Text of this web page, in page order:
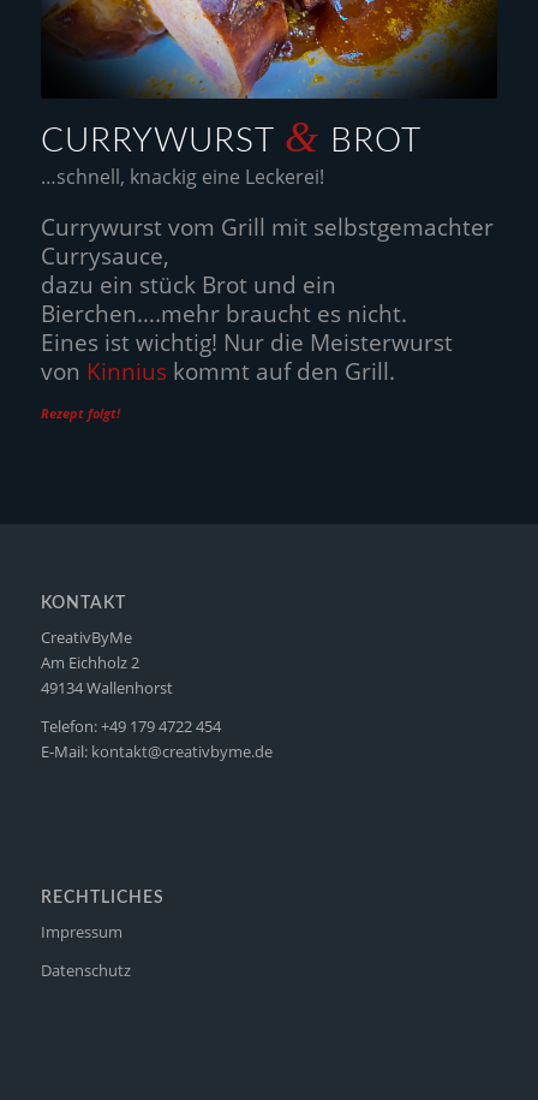
CURRYWURST & BROT
…schnell, knackig eine Leckerei!
Currywurst vom Grill mit selbstgemachter
Currysauce,
dazu ein stück Brot und ein
Bierchen….mehr braucht es nicht.
Eines ist wichtig! Nur die Meisterwurst
von Kinnius kommt auf den Grill.
Rezept folgt!
KONTAKT
CreativByMe
Am Eichholz 2
49134 Wallenhorst
Telefon: +49 179 4722 454
E-Mail: kontakt@creativbyme.de
RECHTLICHES
Impressum
Datenschutz